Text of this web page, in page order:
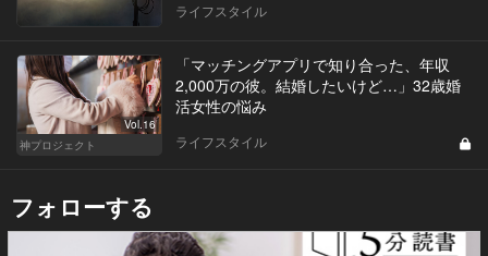
ライフスタイル
Vol.16
神プロジェクト
「マッチングアプリで知り合った、年収
2,000万の彼。結婚したいけど…」32歳婚
活女性の悩み
ライフスタイル
フォローする